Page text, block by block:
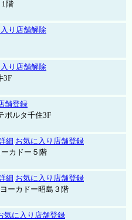
1階
り店舗解除
り店舗解除
3F
舗登録
ポルタ千住3F
細 お気に入り店舗登録
カドー５階
細 お気に入り店舗登録
ーカドー昭島３階
気に入り店舗登録